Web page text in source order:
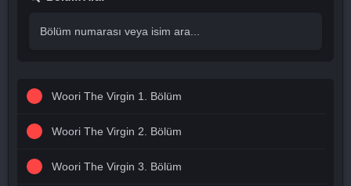
Woori The Virgin 1. Bölüm
Woori The Virgin 2. Bölüm
Woori The Virgin 3. Bölüm